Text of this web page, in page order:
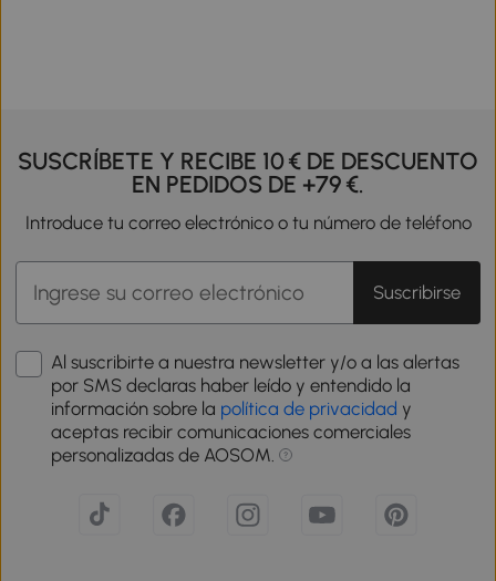
SUSCRÍBETE Y RECIBE 10 € DE DESCUENTO
EN PEDIDOS DE +79 €.
Introduce tu correo electrónico o tu número de teléfono
Suscribirse
Al suscribirte a nuestra newsletter y/o a las alertas
por SMS declaras haber leído y entendido la
información sobre la política de privacidad y
aceptas recibir comunicaciones comerciales
personalizadas de AOSOM.